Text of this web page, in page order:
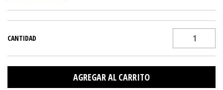
CANTIDAD